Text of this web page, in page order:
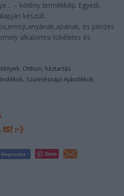
– kötény termékkép. Egyedi,
készült.
és pénzes
alkalomra tökéletes és
, Otthon, háztartás
, Születésnapi Ajándékok,
is! ;-)
Save